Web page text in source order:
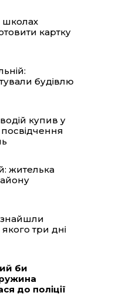
школах
картку
будівлю
купив у
жителька
знайшли
три дні
би
до поліції